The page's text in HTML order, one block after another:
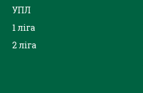
УПЛ
1 ліга
2 ліга